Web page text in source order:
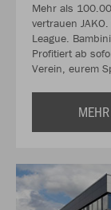
Mehr als
vertrauen
League.
Profitiert ab
Verein, eurem